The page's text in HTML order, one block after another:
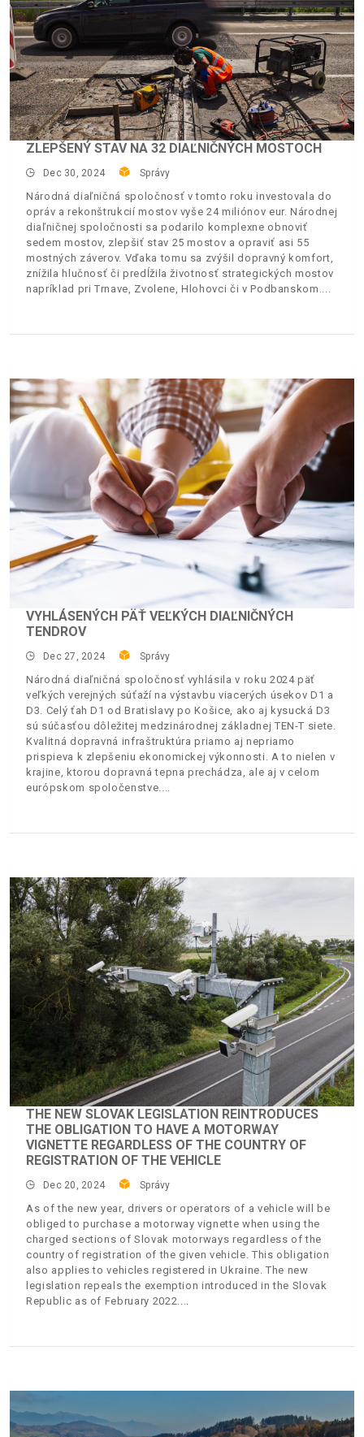
ZLEPŠENÝ STAV NA 32 DIAĽNIČNÝCH MOSTOCH
Dec 30, 2024 Správy
Národná diaľničná spoločnosť v tomto roku investovala do
opráv a rekonštrukcií mostov vyše 24 miliónov eur. Národnej
diaľničnej spoločnosti sa podarilo komplexne obnoviť
sedem mostov, zlepšiť stav 25 mostov a opraviť asi 55
mostných záverov. Vďaka tomu sa zvýšil dopravný komfort,
znížila hlučnosť či predĺžila životnosť strategických mostov
napríklad pri Trnave, Zvolene, Hlohovci či v Podbanskom.
VYHLÁSENÝCH PÄŤ VEĽKÝCH DIAĽNIČNÝCH
TENDROV
Dec 27, 2024 Správy
Národná diaľničná spoločnosť vyhlásila v roku 2024 päť
veľkých verejných súťaží na výstavbu viacerých úsekov D1 a
D3. Celý ťah D1 od Bratislavy po Košice, ako aj kysucká D3
sú súčasťou dôležitej medzinárodnej základnej TEN-T siete.
Kvalitná dopravná infraštruktúra priamo aj nepriamo
prispieva k zlepšeniu ekonomickej výkonnosti. A to nielen v
krajine, ktorou dopravná tepna prechádza, ale aj v celom
európskom spoločenstve.
THE NEW SLOVAK LEGISLATION REINTRODUCES
THE OBLIGATION TO HAVE A MOTORWAY
VIGNETTE REGARDLESS OF THE COUNTRY OF
REGISTRATION OF THE VEHICLE
Dec 20, 2024 Správy
As of the new year, drivers or operators of a vehicle will be
obliged to purchase a motorway vignette when using the
charged sections of Slovak motorways regardless of the
country of registration of the given vehicle. This obligation
also applies to vehicles registered in Ukraine. The new
legislation repeals the exemption introduced in the Slovak
Republic as of February 2022.